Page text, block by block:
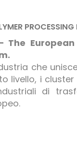
The
che
livello, i cluster
di